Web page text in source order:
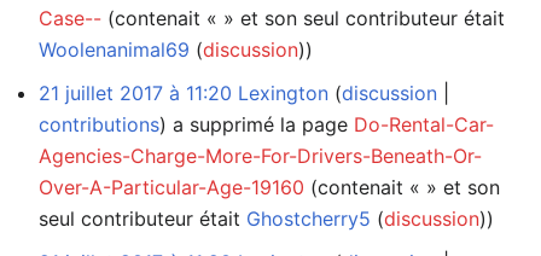
Case-- (contenait « » et son seul contributeur était
Woolenanimal69 (discussion))
21 juillet 2017 à 11:20 Lexington discussion
contributions a supprimé la page Do-Rental-Car-
Agencies-Charge-More-For-Drivers-Beneath-Or-
Over-A-Particular-Age-19160 (contenait « » et son
seul contributeur était Ghostcherry5 (discussion))